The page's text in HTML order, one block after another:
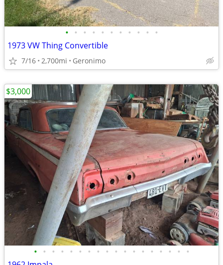
• • • • • • • • • • •
1973 VW Thing Convertible
7/16 2,700mi Geronimo
• • • • • • • • • • • • • • • • • •
$3,000